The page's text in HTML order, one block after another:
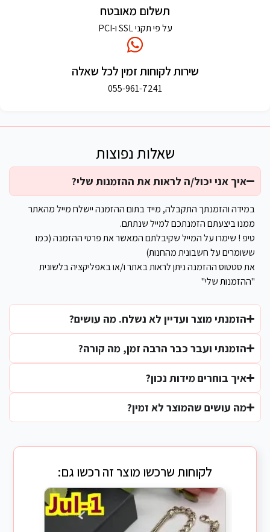
איך אני יכול/ה לראות את ההזמנות שלי?
במידה והזמנתך התקבלה, מייד בתום ההזמנה יישלח מייל מהאתר
ממנו ביצעתם הזמנתכם למייל שנתתם.
טיפ ! שימרו על המייל שקיבלתם המאשר את פרטי ההזמנה (כמו
ששומרים על חשבונית מהחנות)
את סטטוס ההזמנה ניתן לראות באתר ו/או באפליקציה בלשונית
"ההזמנות שלי"
הזמנתי מוצר ועדיין לא נשלח. מה עושים?
הזמנתי ועבר כבר הרבה זמן, מה קורה?
איך בוחרים מידות נכון?
מה עושים שהמוצר לא זמין?
שאלות נפוצות
תשלום מאובטח
על פי תקני SSL ו-PCI
שירות לקוחות זמין לכל שאלה
055-961-7241
לקוחות שרכשו מוצר זה רכשו גם: